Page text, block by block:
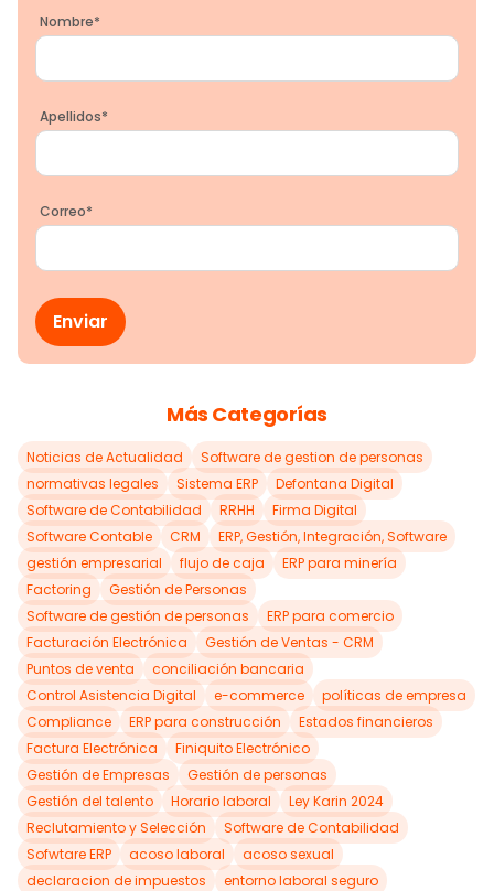
Nombre*
Apellidos*
Correo*
Más Categorías
Noticias de Actualidad
Software de gestion de personas
normativas legales
Sistema ERP
Defontana Digital
Software de Contabilidad
RRHH
Firma Digital
Software Contable
CRM
ERP, Gestión, Integración, Software
gestión empresarial
flujo de caja
ERP para minería
Factoring
Gestión de Personas
Software de gestión de personas
ERP para comercio
Facturación Electrónica
Gestión de Ventas - CRM
Puntos de venta
conciliación bancaria
Control Asistencia Digital
e-commerce
políticas de empresa
Compliance
ERP para construcción
Estados financieros
Factura Electrónica
Finiquito Electrónico
Gestión de Empresas
Gestión de personas
Gestión del talento
Horario laboral
Ley Karin 2024
Reclutamiento y Selección
Software de Contabilidad
Sofwtare ERP
acoso laboral
acoso sexual
declaracion de impuestos
entorno laboral seguro